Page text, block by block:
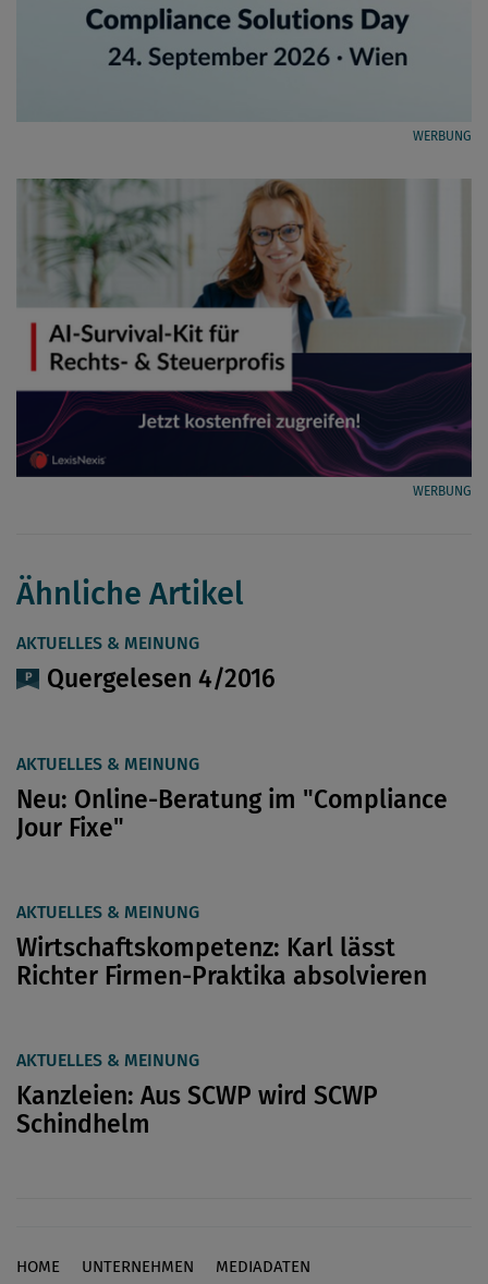
WERBUNG
WERBUNG
Ähnliche Artikel
AKTUELLES & MEINUNG
Quergelesen 4/2016
AKTUELLES & MEINUNG
Neu: Online-Beratung im "Compliance
Jour Fixe"
AKTUELLES & MEINUNG
Wirtschaftskompetenz: Karl lässt
Richter Firmen-Praktika absolvieren
AKTUELLES & MEINUNG
Kanzleien: Aus SCWP wird SCWP
Schindhelm
Footer
HOME UNTERNEHMEN
MEDIADATEN